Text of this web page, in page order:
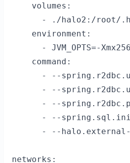
    volumes:
- ./halo2:/root/
    environment:
- JVM_OPTS=-
    command:
- --
- --
- --
- --
- --
networks: